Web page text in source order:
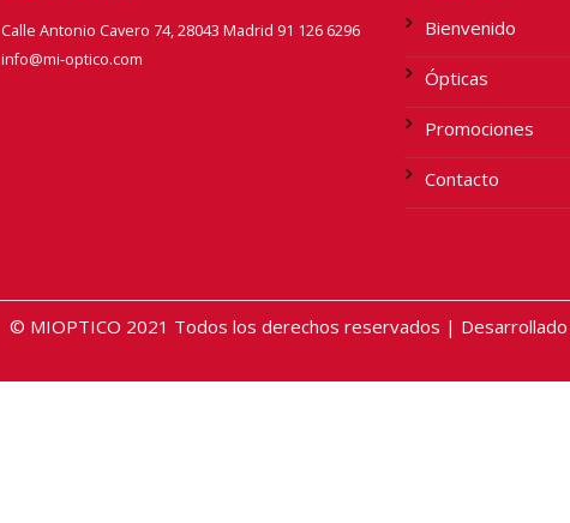
Calle Antonio Cavero 74, 28043 Madrid 91 126 6296
info@mi-optico.com
Bienvenido
Ópticas
Promociones
Contacto
© MIOPTICO 2021 Todos los derechos reservados |